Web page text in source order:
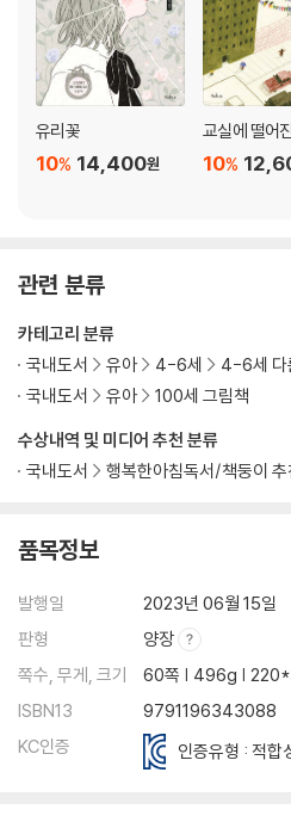
유리꽃
14,400원
10%
교실에 떨어
10%
관련 분류
수상내역 및 미디어 추천 분류
국내도서
행복한아침독서/책둥이 추
카테고리 분류
국내도서
유아 4-6세
4-6세 다
국내도서
유아 100세 그림책
품목정보
발행일
2023년 06월 15일
판형
양장
쪽수, 무게, 크기
60쪽 | 496g |
ISBN13
9791196343088
KC인증
인증유형 : 적합